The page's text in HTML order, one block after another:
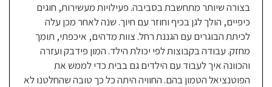
בצורה שיותר מתחשבת בסביבה. פעילויות מעשירות, חוגים
כיפיים, הולך לגן בכיף וחוזר עם חיוך. שנה לאחר מכן עלה
לכיתת הבוגרים עם הגננת רחל. צוות מדהים, איכפתי, תומך
מחזק. עבודה בקבוצות לפי יכולת הילד. המון פידבק ועזרה
והכוונה איך לעבוד עם הילדים גם בבית כדי לממש את
הפוטנציאל הטמון בהם. החוויה היתה כל כך טובה שהחלטנו לא